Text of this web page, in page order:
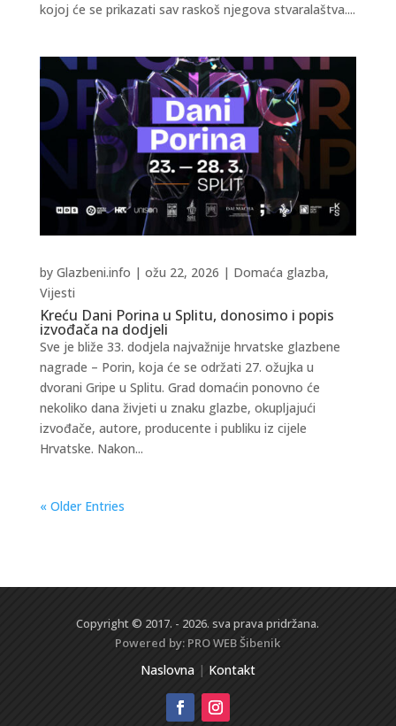
kojoj će se prikazati sav raskoš njegova stvaralaštva....
Kreću Dani Porina u Splitu, donosimo i popis
izvođača na dodjeli
by Glazbeni.info | ožu 22, 2026 | Domaća glazba,
Vijesti
Sve je bliže 33. dodjela najvažnije hrvatske glazbene
nagrade – Porin, koja će se održati 27. ožujka u
dvorani Gripe u Splitu. Grad domaćin ponovno će
nekoliko dana živjeti u znaku glazbe, okupljajući
izvođače, autore, producente i publiku iz cijele
Hrvatske. Nakon...
« Older Entries
Copyright © 2017. - 2026. sva prava pridržana.
Powered by: PRO WEBŠibenik
Naslovna| Kontakt